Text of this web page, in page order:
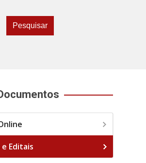
Pesquisar
Editais